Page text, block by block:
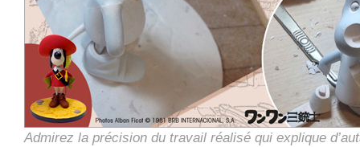
Admirez la précision du travail réalisé qui explique